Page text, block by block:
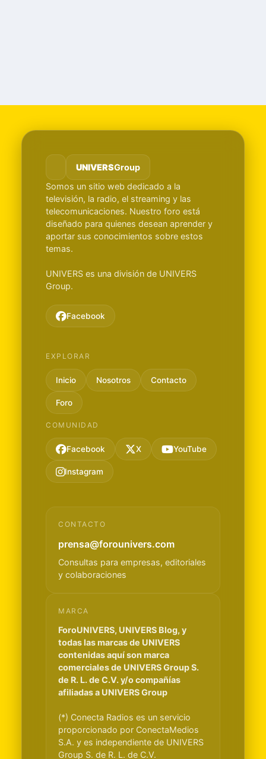
UNIVERSGroup
Somos un sitio web dedicado a la
televisión, la radio, el streaming y las
telecomunicaciones. Nuestro foro está
diseñado para quienes desean aprender y
aportar sus conocimientos sobre estos
temas.
UNIVERS es una división de UNIVERS
Group.
Facebook
EXPLORAR
Inicio Nosotros Contacto
Foro
COMUNIDAD
Facebook X YouTube
Instagram
CONTACTO
prensa@forounivers.com
Consultas para empresas, editoriales
y colaboraciones
MARCA
ForoUNIVERS, UNIVERS Blog, y
todas las marcas de UNIVERS
contenidas aquí son marca
comerciales de UNIVERS Group S.
de R. L. de C.V. y/o compañías
afiliadas a UNIVERS Group
(*) Conecta Radios es un servicio
proporcionado por ConectaMedios
S.A. y es independiente de UNIVERS
Group S. de R. L. de C.V.